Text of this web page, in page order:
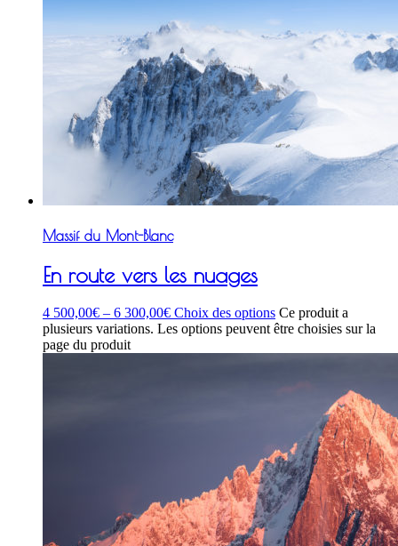
Massif du Mont-Blanc
En route vers les nuages
4 500,00€ – 6 300,00€ Choix des options Ce produit a
plusieurs variations. Les options peuvent être choisies sur la
page du produit